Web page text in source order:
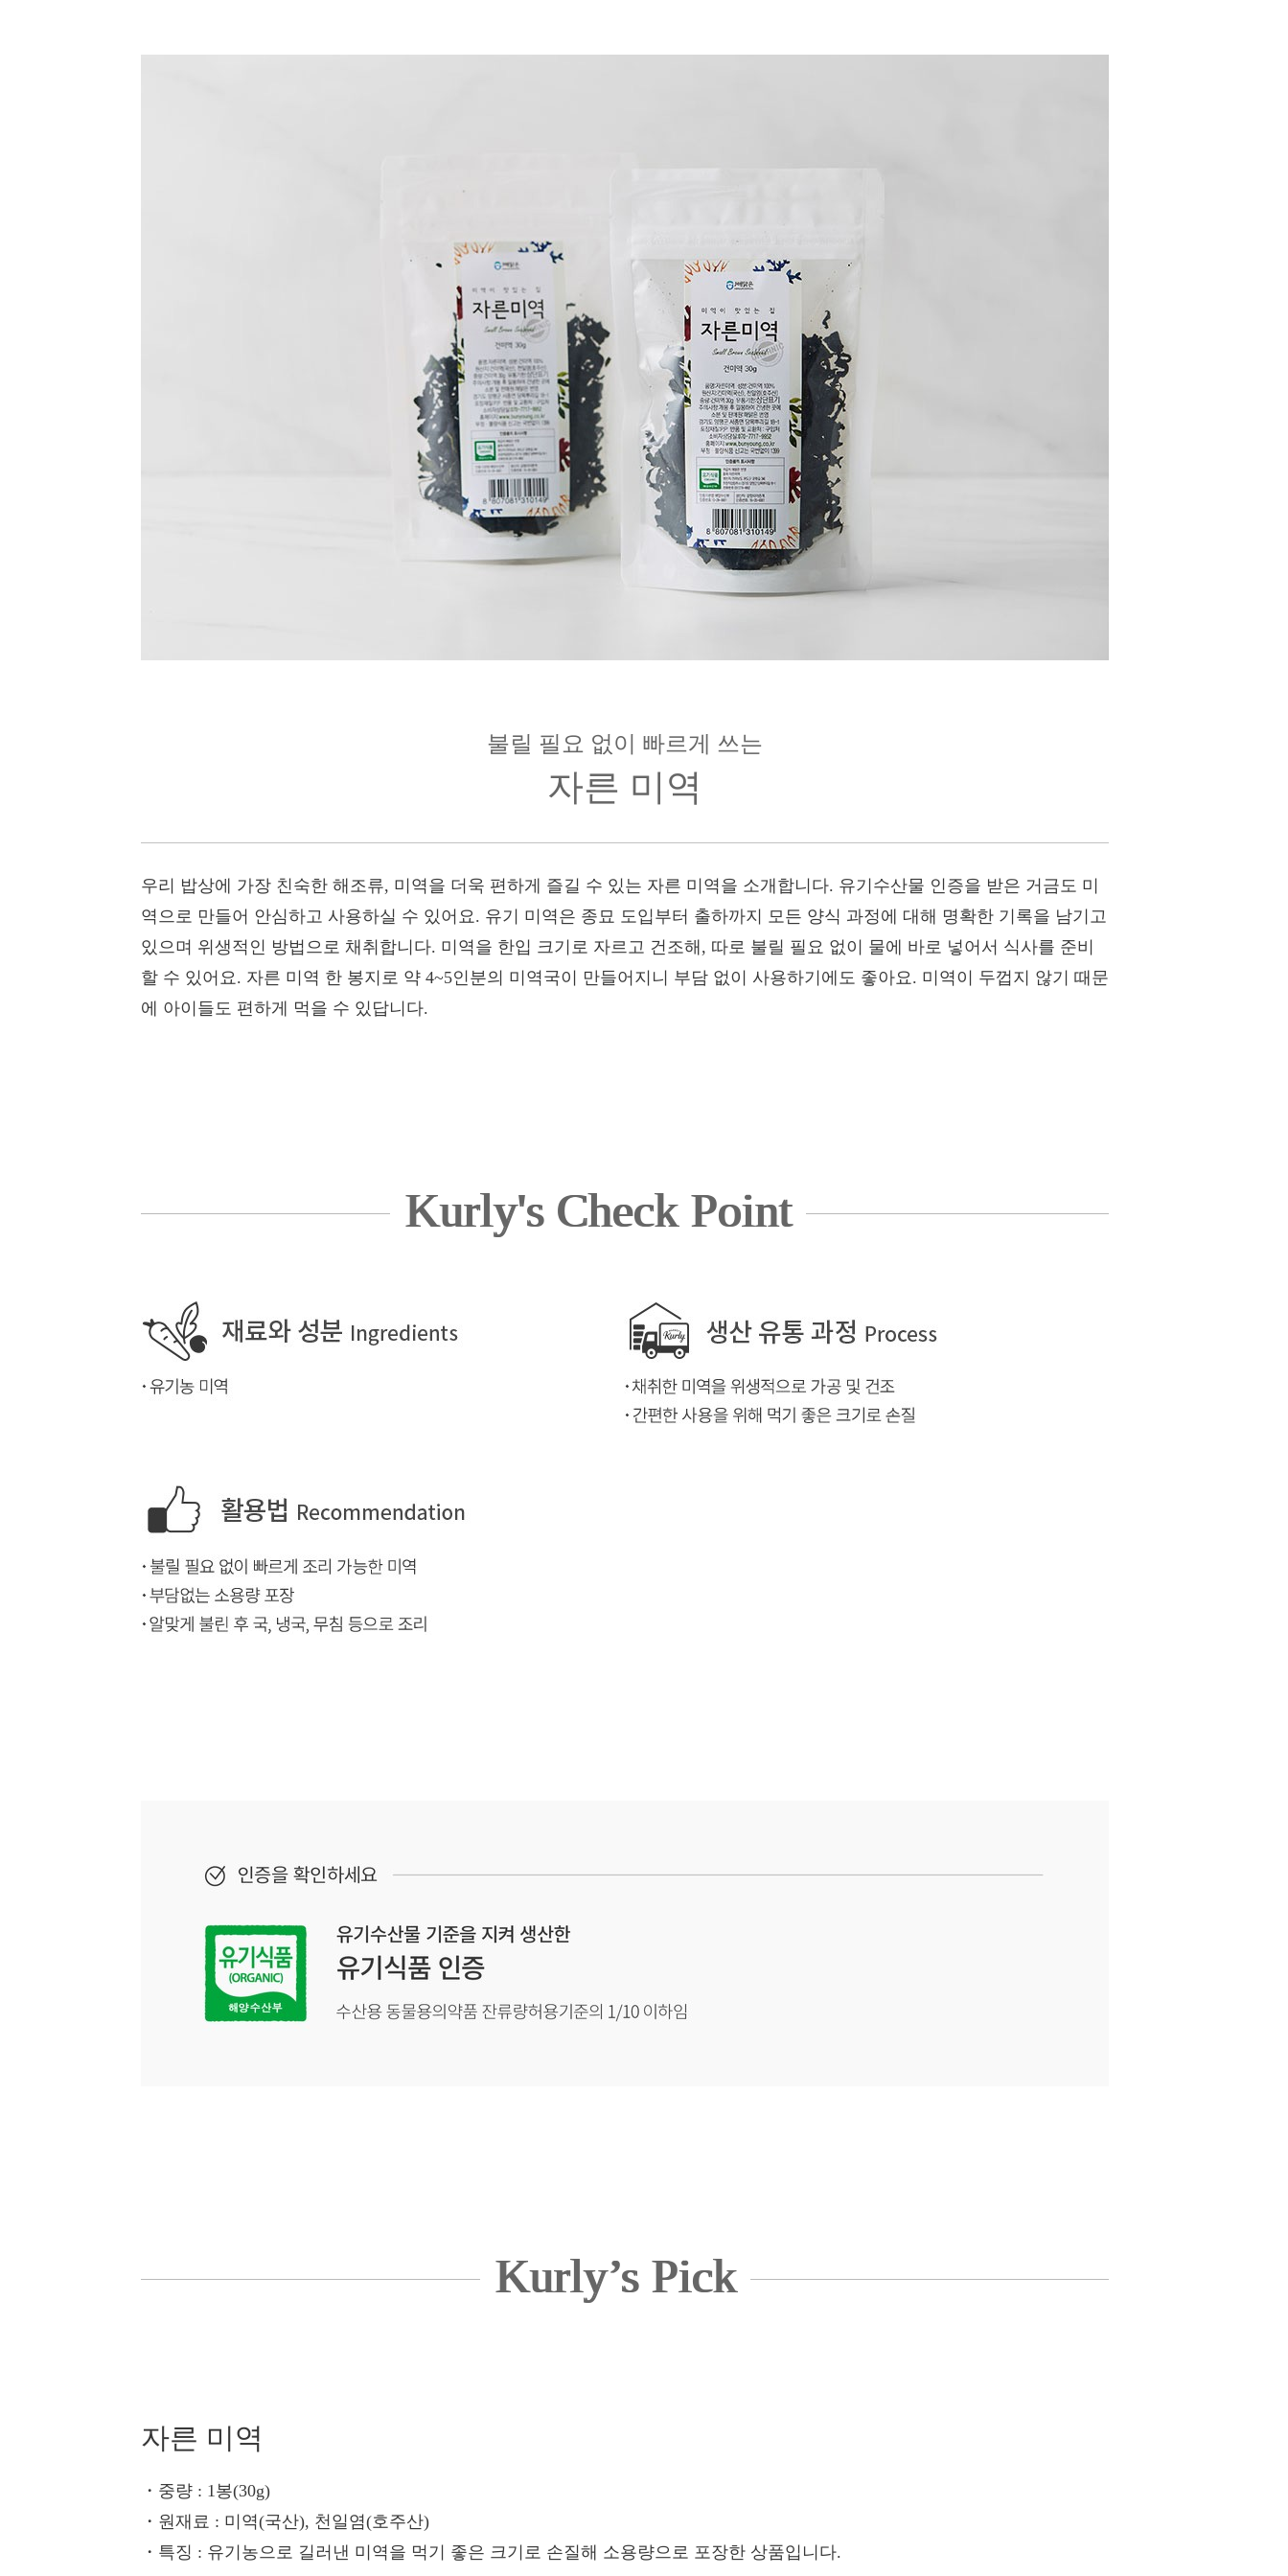
불릴 필요 없이 빠르게 쓰는
자른 미역
우리 밥상에 가장 친숙한 해조류, 미역을 더욱 편하게 즐길 수 있는 자른 미역을 소개합니다. 유기수산물 인증을 받은 거금도 미
역으로 만들어 안심하고 사용하실 수 있어요. 유기 미역은 종묘 도입부터 출하까지 모든 양식 과정에 대해 명확한 기록을 남기고
있으며 위생적인 방법으로 채취합니다. 미역을 한입 크기로 자르고 건조해, 따로 불릴 필요 없이 물에 바로 넣어서 식사를 준비
할 수 있어요. 자른 미역 한 봉지로 약 4~5인분의 미역국이 만들어지니 부담 없이 사용하기에도 좋아요. 미역이 두껍지 않기 때문
에 아이들도 편하게 먹을 수 있답니다.
Kurly's Check Point
Kurly’s Pick
자른 미역
・중량 : 1봉(30g)
・원재료 : 미역(국산), 천일염(호주산)
・특징 : 유기농으로 길러낸 미역을 먹기 좋은 크기로 손질해 소용량으로 포장한 상품입니다.